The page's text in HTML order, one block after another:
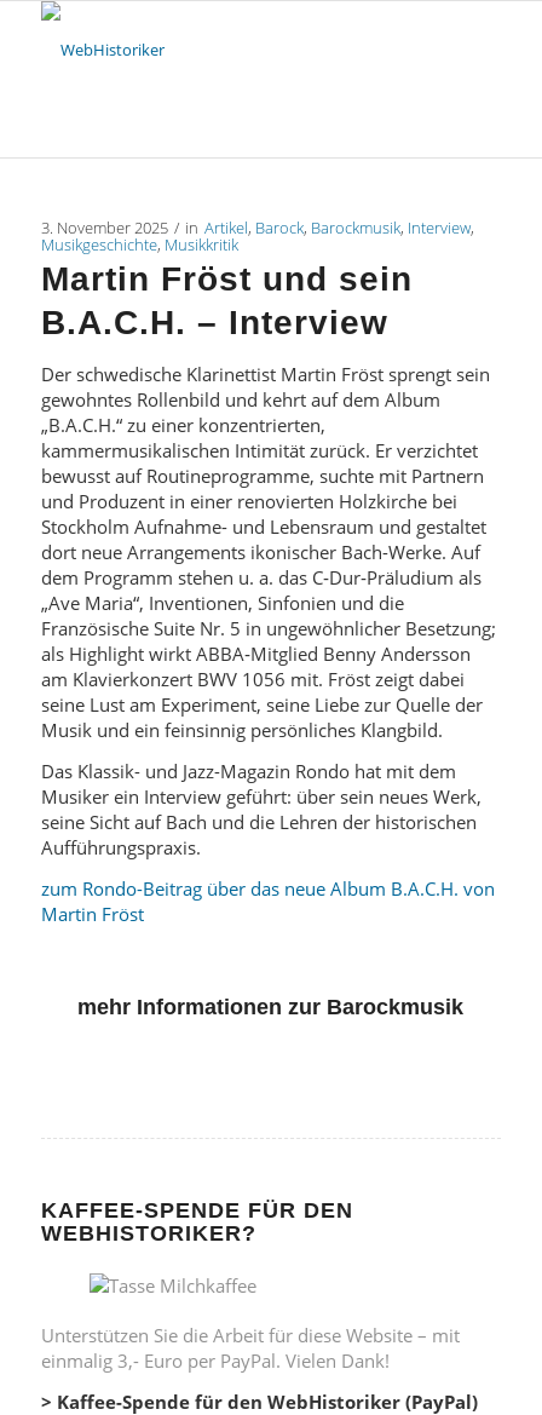
3. November 2025 / in Artikel, Barock, Barockmusik, Interview,
Musikgeschichte, Musikkritik
Martin Fröst und sein
B.A.C.H. – Interview
Der schwedische Klarinettist Martin Fröst sprengt sein
gewohntes Rollenbild und kehrt auf dem Album
„B.A.C.H.“ zu einer konzentrierten,
kammermusikalischen Intimität zurück. Er verzichtet
bewusst auf Routineprogramme, suchte mit Partnern
und Produzent in einer renovierten Holzkirche bei
Stockholm Aufnahme- und Lebensraum und gestaltet
dort neue Arrangements ikonischer Bach-Werke. Auf
dem Programm stehen u. a. das C‑Dur‑Präludium als
„Ave Maria“, Inventionen, Sinfonien und die
Französische Suite Nr. 5 in ungewöhnlicher Besetzung;
als Highlight wirkt ABBA‑Mitglied Benny Andersson
am Klavierkonzert BWV 1056 mit. Fröst zeigt dabei
seine Lust am Experiment, seine Liebe zur Quelle der
Musik und ein feinsinnig persönliches Klangbild.
Das Klassik- und Jazz-Magazin Rondo hat mit dem
Musiker ein Interview geführt: über sein neues Werk,
seine Sicht auf Bach und die Lehren der historischen
Aufführungspraxis.
zum Rondo-Beitrag über das neue Album B.A.C.H. von
Martin Fröst
mehr Informationen zur Barockmusik
KAFFEE-SPENDE FÜR DEN
WEBHISTORIKER?
Unterstützen Sie die Arbeit für diese Website – mit
einmalig 3,- Euro per PayPal. Vielen Dank!
> Kaffee-Spende für den WebHistoriker (PayPal)